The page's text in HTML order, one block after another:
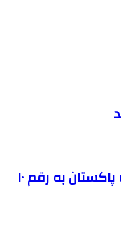
افزایش حجم تجارت بین ایران و پاکستان به رقم ۱۰